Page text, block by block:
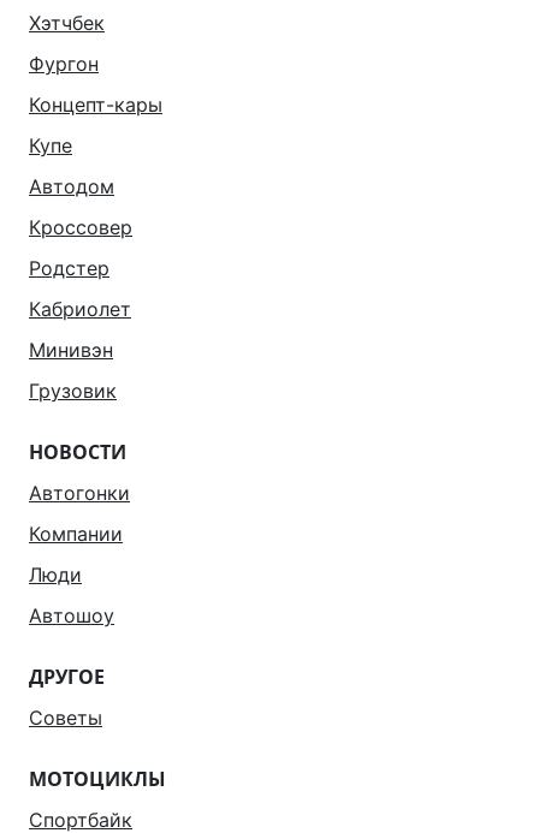
Хэтчбек
Фургон
Концепт-кары
Купе
Автодом
Кроссовер
Родстер
Кабриолет
Минивэн
Грузовик
НОВОСТИ
Автогонки
Компании
Люди
Автошоу
ДРУГОЕ
Советы
МОТОЦИКЛЫ
Спортбайк